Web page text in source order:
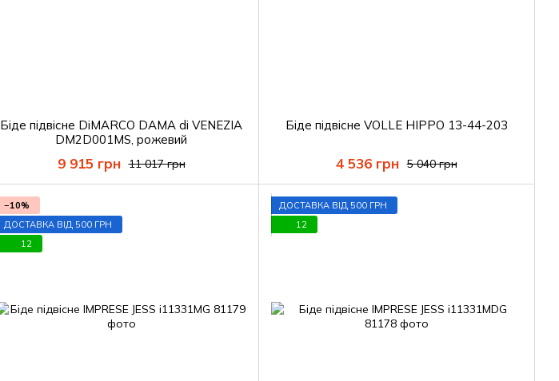
Біде підвісне DiMARCO DAMA di VENEZIA
DM2D001MS, рожевий
11 017 грн
9 915 грн
Біде підвісне VOLLE HIPPO 13-44-203
5 040 грн
4 536 грн
−10%
ДОСТАВКА ВІД 500 ГРН
12
ДОСТАВКА ВІД 500 ГРН
12